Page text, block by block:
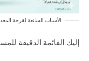
الأسباب الشائعة لقرحة
إليك القائمة الدقيقة